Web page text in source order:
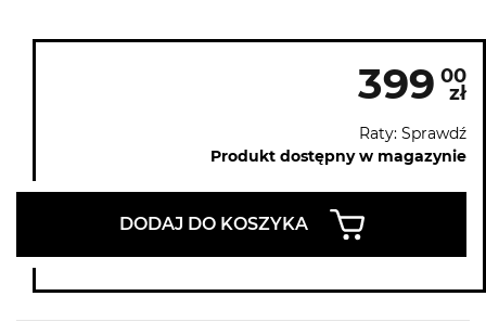
399 00
zł
Raty: Sprawdź
Produkt dostępny w magazynie
DODAJ DO KOSZYKA